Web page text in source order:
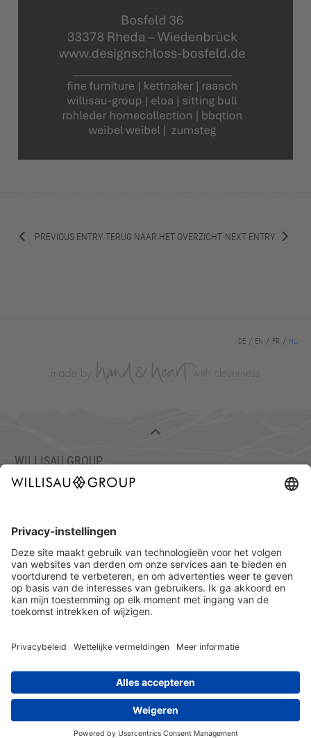
PREVIOUS ENTRY TERUG NAAR HET OVERZICHT NEXT ENTRY
DE EN FR NL
WILLISAU GROUP
C/O TISCH & STUHL WILLISAU AG
TEL.: +41 41 972 70 10
FAX: +41 41 972 70 11
info@willisaugroup.ch
IMPRESSUM